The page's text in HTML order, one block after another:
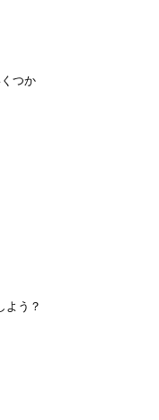
つか
よう？